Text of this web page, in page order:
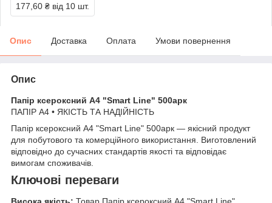
177,60 ₴ від 10 шт.
Опис Доставка Оплата Умови повернення
Опис
Папір ксероксний А4 "Smart Line" 500арк
ПАПІР А4 • ЯКІСТЬ ТА НАДІЙНІСТЬ
Папір ксероксний А4 "Smart Line" 500арк — якісний продукт
для побутового та комерційного використання. Виготовлений
відповідно до сучасних стандартів якості та відповідає
вимогам споживачів.
Ключові переваги